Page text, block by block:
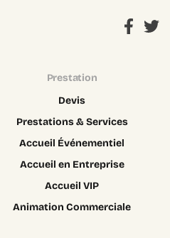
Prestation
Devis
Prestations & Services
Accueil Événementiel
Accueil en Entreprise
Accueil VIP
Animation Commerciale